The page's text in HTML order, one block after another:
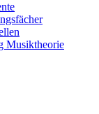
Musiktheorie